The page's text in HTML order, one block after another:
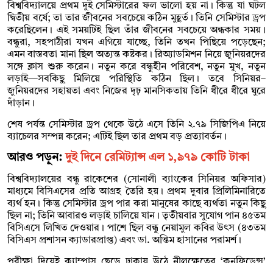
বিশ্ববিদ্যালয়ে প্রথম দুই সেমিস্টারের ফল ভালো হয় না। কিন্তু যা ঘটল
দ্বিতীয় বর্ষে; তা তার জীবনের সবচেয়ে কঠিন মুহূর্ত। তিনি সেমিস্টার ড্রপ
করেছিলেন। এই সময়টিই ছিল তাঁর জীবনের সবচেয়ে অন্ধকার সময়।
বন্ধুরা, সহপাঠীরা যখন এগিয়ে যাচ্ছে, তিনি তখন পিছিয়ে পড়েছেন;
এমন বাস্তবতা মানা ছিল অত্যন্ত কষ্টকর। রিঅ্যাডমিশন নিয়ে জুনিয়রদের
সঙ্গে ক্লাস শুরু করেন। নতুন করে বন্ধুহীন পরিবেশ, নতুন মুখ, নতুন
লড়াই—সবকিছু মিলিয়ে পরিস্থিতি কঠিন ছিল। তবে সিনিয়র–
জুনিয়রদের সহায়তা এবং নিজের দৃঢ় মানসিকতায় তিনি ধীরে ধীরে ঘুরে
দাঁড়ান।
শেষ পর্যন্ত সেমিস্টার ড্রপ থেকে উঠে এসে তিনি ২.৭৯ সিজিপিএ নিয়ে
ব্যাচেলর সম্পন্ন করেন; এটিই ছিল তার প্রথম বড় প্রত্যাবর্তন।
আরও পড়ুন:দুই দিনে রেমিট্যান্স এল ১,৯৭৯ কোটি টাকা
বিশ্ববিদ্যালয়ের বন্ধু রাকেশের (সোনালী ব্যাংকের সিনিয়র অফিসার)
মাধ্যমে বিসিএসের প্রতি আগ্রহ তৈরি হয়। প্রথম দুবার প্রিলিমিনারিতে
ব্যর্থ হন। কিন্তু সেমিস্টার ড্রপ পার করা মানুষের কাছে ব্যর্থতা নতুন কিছু
ছিল না; তিনি আবারও লড়াই চালিয়ে যান। তৃতীয়বার সুযোগ পান ৪৫তম
বিসিএসে লিখিত দেওয়ার। পাশে ছিল বন্ধু নেয়ামুল কবির উৎস (৪৩তম
বিসিএস প্রশাসন ক্যাডারপ্রাপ্ত) এবং ডা. অন্তিম হাসানের পরামর্শ।